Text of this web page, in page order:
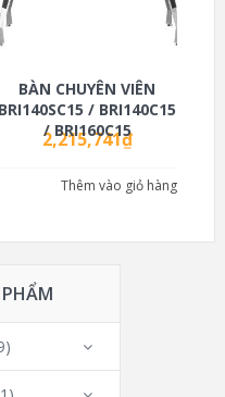
BÀN CHUYÊN VIÊN
BRI140SC15 / BRI140C15
/ BRI160C15
2,215,741₫
Thêm vào giỏ hàng